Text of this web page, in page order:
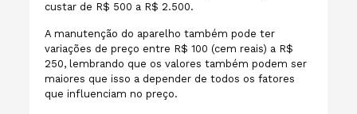
custar de R$ 500 a R$ 2.500.
A manutenção do aparelho também pode ter
variações de preço entre R$ 100 (cem reais) a R$
250, lembrando que os valores também podem ser
maiores que isso a depender de todos os fatores
que influenciam no preço.